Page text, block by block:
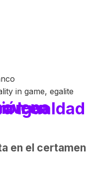
en el certamen